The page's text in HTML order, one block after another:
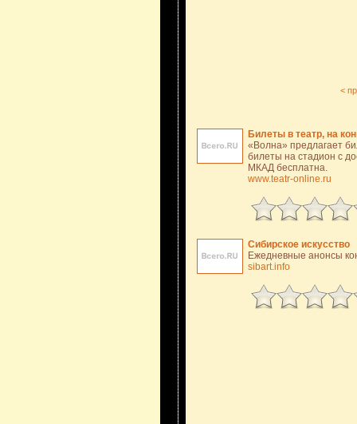
<
Билеты в театр, на
«Волна» предлагает
билеты на стадион с
МКАД бесплатна.
www.teatr-online.ru
Сибирское искусство
Ежедневные анонсы
sibart.info